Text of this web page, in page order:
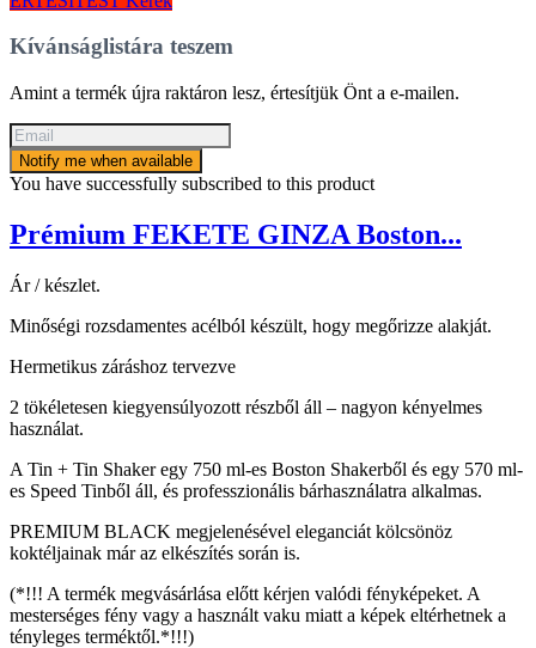
Kívánságlistára teszem
Amint a termék újra raktáron lesz, értesítjük Önt a e-mailen.
Notify me when available
You have successfully subscribed to this product
Prémium FEKETE GINZA Boston...
Ár / készlet.
Minőségi rozsdamentes acélból készült, hogy megőrizze alakját.
Hermetikus záráshoz tervezve
2 tökéletesen kiegyensúlyozott részből áll – nagyon kényelmes
használat.
A Tin + Tin Shaker egy 750 ml-es Boston Shakerből és egy 570 ml-
es Speed ​​​​Tinből áll, és professzionális bárhasználatra alkalmas.
PREMIUM BLACK megjelenésével eleganciát kölcsönöz
koktéljainak már az elkészítés során is.
(*!!! A termék megvásárlása előtt kérjen valódi fényképeket. A
mesterséges fény vagy a használt vaku miatt a képek eltérhetnek a
tényleges terméktől.*!!!)